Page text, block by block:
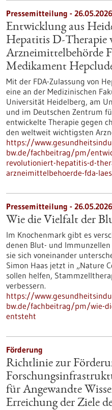
Pressemitteilung - 26.05.2026
Entwicklung aus
Hepatitis D-Therapie
Arzneimittelbehörde
Medikament
Mit der FDA-Zulassung von
eine an der Medizinischen
Universität Heidelberg, am
und im Deutschen Zentrum
entwickelte Therapie gegen
den weltweit wichtigsten
https://
bw.de/fachbeitrag/pm/
revolutioniert-hepatitis-d-
arzneimittelbehoerde-fda-
Pressemitteilung - 26.05.2026
Wie die Vielfalt der
Im Knochenmark gibt es
denen Blut- und
sie sich voneinander
Simon Haas jetzt in ​„Nature
sollen helfen,
verbessern.
https://
bw.de/fachbeitrag/pm/wie-
entsteht
Förderung
Richtlinie zur
für Angewandte
Erreichung der Ziele